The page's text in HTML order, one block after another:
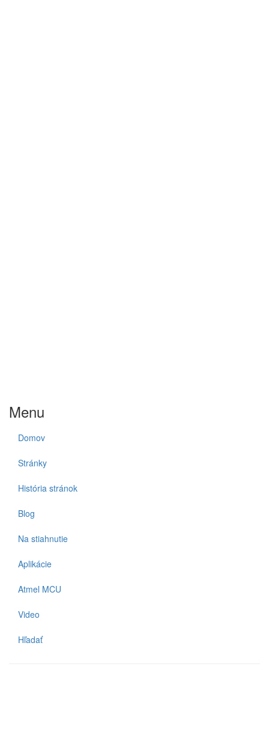
Menu
Domov
Stránky
História stránok
Blog
Na stiahnutie
Aplikácie
Atmel MCU
Video
Hľadať